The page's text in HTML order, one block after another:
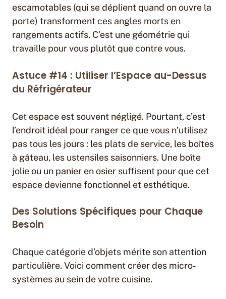
escamotables (qui se déplient quand on ouvre la
porte) transforment ces angles morts en
rangements actifs. C’est une géométrie qui
travaille pour vous plutôt que contre vous.
Astuce #14 : Utiliser l’Espace au-Dessus
du Réfrigérateur
Cet espace est souvent négligé. Pourtant, c’est
l’endroit idéal pour ranger ce que vous n’utilisez
pas tous les jours : les plats de service, les boîtes
à gâteau, les ustensiles saisonniers. Une boîte
jolie ou un panier en osier suffisent pour que cet
espace devienne fonctionnel et esthétique.
Des Solutions Spécifiques pour Chaque
Besoin
Chaque catégorie d’objets mérite son attention
particulière. Voici comment créer des micro-
systèmes au sein de votre cuisine.